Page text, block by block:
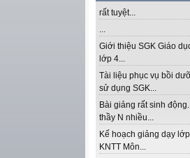
rất tuyệt...
...
Giới thiệu SGK Giáo
lớp 4...
Tài liệu phục vụ bồi
sử dụng SGK...
Bài giảng rất sinh
thầy N nhiều...
Kế hoạch giảng dạy
KNTT Môn...